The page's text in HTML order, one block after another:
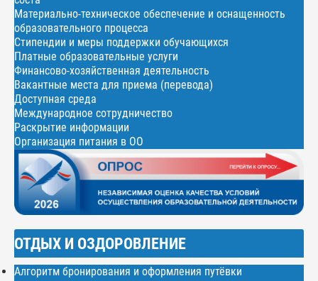
Материально-техническое обеспечение и оснащенность
образовательного процесса
Стипендии и меры поддержки обучающихся
Платные образовательные услуги
Финансово-хозяйственная деятельность
Вакантные места для приема (перевода)
Доступная среда
Международное сотрудничество
Раскрытие информации
Организация питания в ОО
ОТДЫХ И ОЗДОРОВЛЕНИЕ
Алгоритм бронирования и оформления путёвки